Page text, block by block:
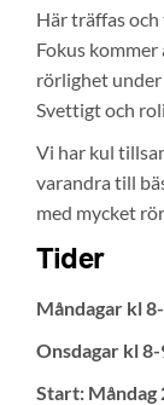
Här träffas
Fokus
rörlighet under
Svettigt och
Vi har kul
varandra till
med mycket
Tider
Måndagar kl
Onsdagar kl
Start: Måndag